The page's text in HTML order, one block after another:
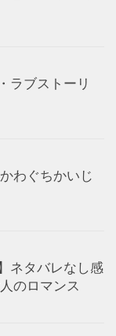
ラブストーリ
わぐちかいじ
ネタバレなし感
のロマンス